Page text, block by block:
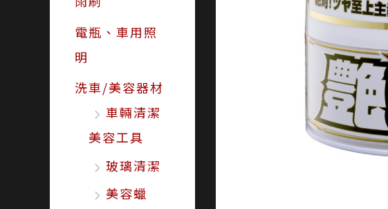
電瓶、車用照
明
洗車/美容器材
車輛清潔
美容工具
玻璃清潔
美容蠟